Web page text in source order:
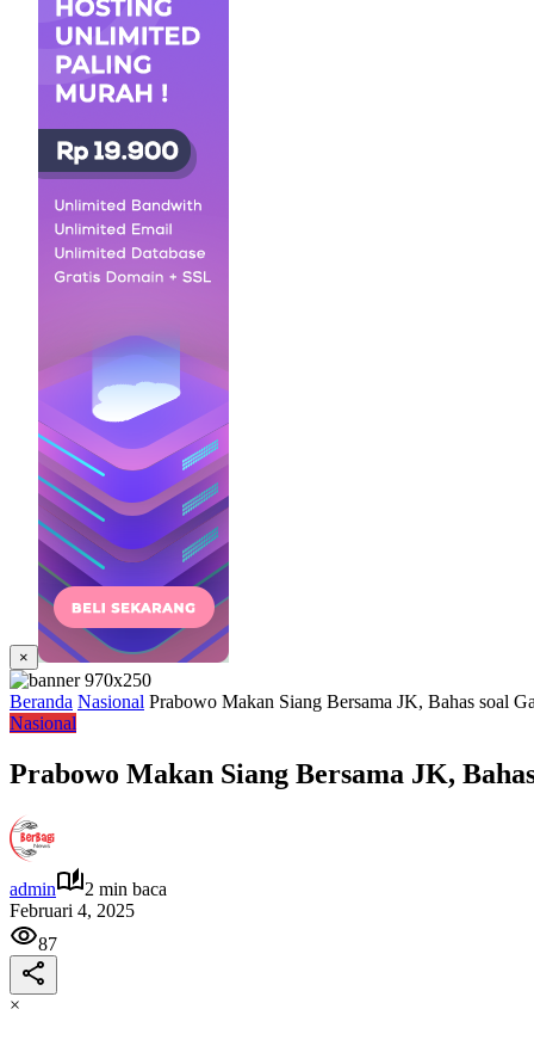
×
Beranda Nasional Prabowo Makan Siang Bersama JK, Bahas soal
Nasional
Prabowo Makan Siang Bersama JK,
admin
2 min baca
Februari 4, 2025
87
×